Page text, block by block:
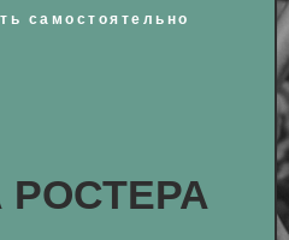
самостоятельно